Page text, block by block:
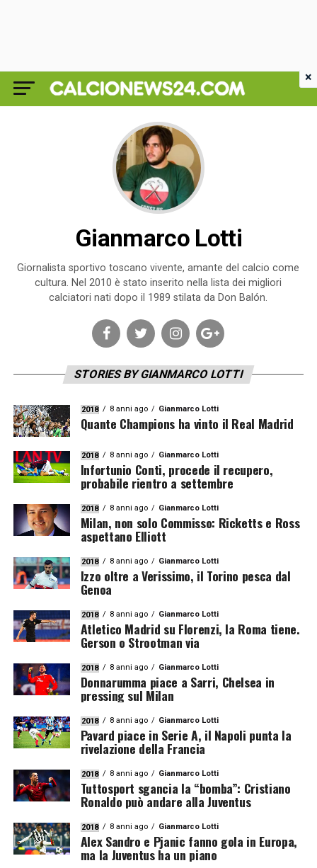
Gianmarco Lotti
Giornalista sportivo toscano vivente, amante del calcio come
cultura. Nel 2010 è stato inserito nella lista dei migliori
calciatori nati dopo il 1989 stilata da Don Balón.
STORIES BY GIANMARCO LOTTI
2018 8 anni ago Gianmarco Lotti
Quante Champions ha vinto il Real Madrid
2018 8 anni ago Gianmarco Lotti
Infortunio Conti, procede il recupero,
probabile rientro a settembre
2018 8 anni ago Gianmarco Lotti
Milan, non solo Commisso: Ricketts e Ross
aspettano Elliott
2018 8 anni ago Gianmarco Lotti
Izzo oltre a Verissimo, il Torino pesca dal
Genoa
2018 8 anni ago Gianmarco Lotti
Atletico Madrid su Florenzi, la Roma tiene.
Gerson o Strootman via
2018 8 anni ago Gianmarco Lotti
Donnarumma piace a Sarri, Chelsea in
pressing sul Milan
2018 8 anni ago Gianmarco Lotti
Pavard piace in Serie A, il Napoli punta la
rivelazione della Francia
2018 8 anni ago Gianmarco Lotti
Tuttosport sgancia la “bomba”: Cristiano
Ronaldo può andare alla Juventus
2018 8 anni ago Gianmarco Lotti
Alex Sandro e Pjanic fanno gola in Europa,
ma la Juventus ha un piano
×